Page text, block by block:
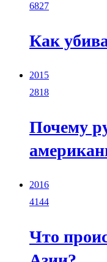
6827
Как
2015
2818
Почему
2016
4144
Что